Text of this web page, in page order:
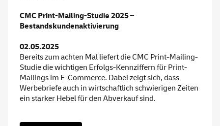
CMC Print-Mailing-Studie 2025 –
Bestandskundenaktivierung
02.05.2025
Bereits zum achten Mal liefert die CMC Print-Mailing-
Studie die wichtigen Erfolgs-Kennziffern für Print-
Mailings im E-Commerce. Dabei zeigt sich, dass
Werbebriefe auch in wirtschaftlich schwierigen Zeiten
ein starker Hebel für den Abverkauf sind.